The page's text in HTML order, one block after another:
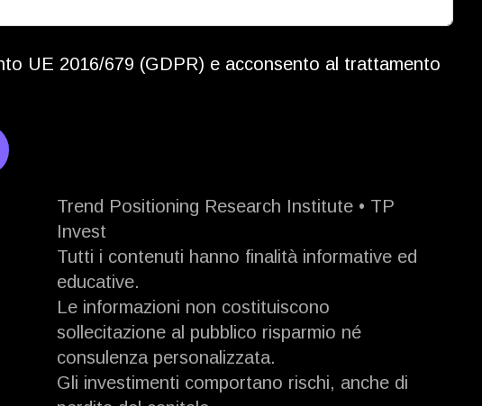
UE 2016/679 (GDPR) e acconsento al trattamento
Trend Positioning Research Institute • TP
Invest
Tutti i contenuti hanno finalità informative ed
educative.
Le informazioni non costituiscono
sollecitazione al pubblico risparmio né
consulenza personalizzata.
Gli investimenti comportano rischi, anche di